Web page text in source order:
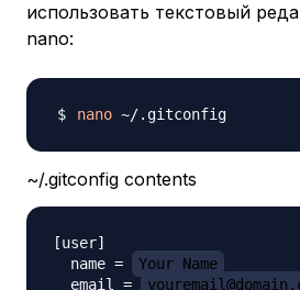
использовать текстовый
nano:
nano
~/.gitconfig contents
[user]
  name =
Your Name
  email =